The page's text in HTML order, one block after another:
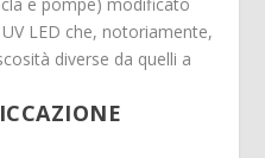
LED che, notoriamente,
diverse da quelli a